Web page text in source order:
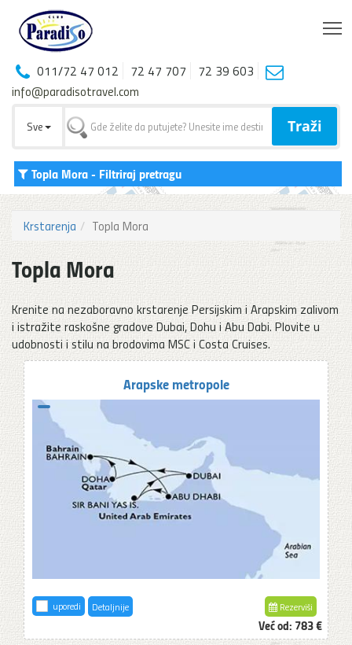
011/72 47 012 72 47 707
72 39 603
info@paradisotravel.com
Sve Traži
Topla Mora- Filtriraj pretragu
Krstarenja Topla Mora
Topla Mora
Krenite na nezaboravno krstarenje Persijskim i Arapskim zalivom
i istražite raskošne gradove Dubai, Dohu i Abu Dabi. Plovite u
udobnosti i stilu na brodovima MSC i Costa Cruises.
Arapske metropole
uporedi Detaljnije Rezerviši
Već od: 783 €